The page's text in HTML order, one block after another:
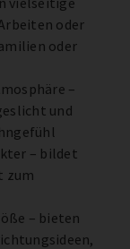
oder
oder
–
und
– bildet
zum
– bieten